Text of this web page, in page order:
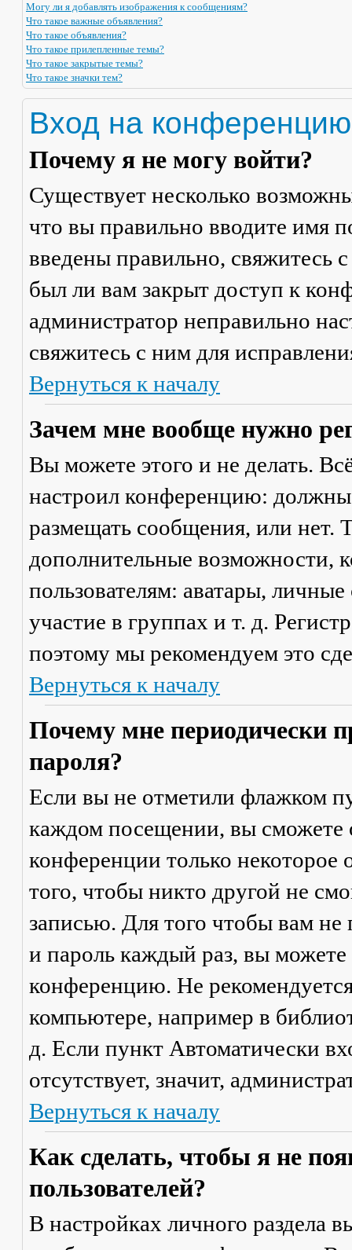
Могу ли я добавлять изображения к сообщениям?
Что такое важные объявления?
Что такое объявления?
Что такое прилепленные темы?
Что такое закрытые темы?
Что такое значки тем?
Вход на
Почему я не могу войти?
Существует несколько
что вы правильно вводите имя
введены правильно, свяжитесь
был ли вам закрыт доступ к
администратор неправильно
свяжитесь с ним для
Вернуться к началу
Зачем мне вообще нужно
Вы можете этого и не делать.
настроил конференцию: должны
размещать сообщения, или нет.
дополнительные возможности,
пользователям: аватары,
участие в группах и т. д.
поэтому мы рекомендуем это
Вернуться к началу
Почему мне периодически
пароля?
Если вы не отметили флажком
каждом посещении, вы сможете
конференции только некоторое
того, чтобы никто другой не
записью. Для того чтобы вам не
и пароль каждый раз, вы
конференцию. Не
компьютере, например в
д. Если пункт Автоматически
отсутствует, значит,
Вернуться к началу
Как сделать, чтобы я не
пользователей?
В настройках личного раздела